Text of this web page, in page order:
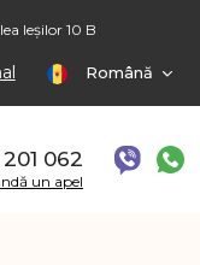
Ieșilor 10 B
Română
062
un apel